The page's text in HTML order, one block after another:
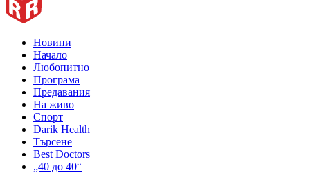
Новини
Начало
Любопитно
Програма
Предавания
На живо
Спорт
Darik Health
Търсене
Best Doctors
„40 до 40“